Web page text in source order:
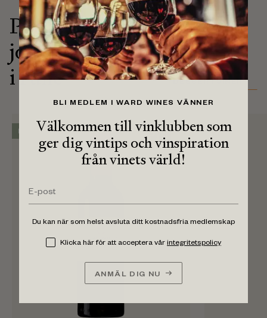
BLI MEDLEM I WARD WINES VÄNNER
Välkommen till vinklubben som
ger dig vintips och vinspiration
från vinets värld!
Du kan när som helst avsluta ditt kostnadsfria medlemskap
Klicka här för att acceptera vår integritetspolicy
ANMÄL DIG NU
Perfect pairs till
jordgubbstårta
i rulle
UPPTÄCK FLER
Hållbar